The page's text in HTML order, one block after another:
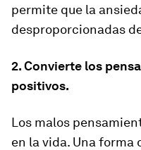
permite que la
desproporcionadas
2. Convierte los
positivos.
Los malos
en la vida. Una forma